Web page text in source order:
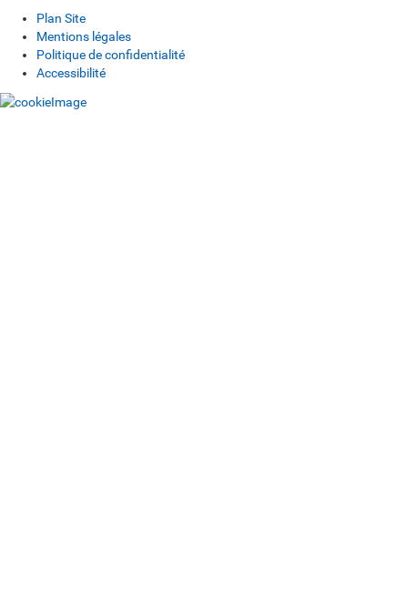
Plan Site
Mentions légales
Politique de confidentialité
Accessibilité